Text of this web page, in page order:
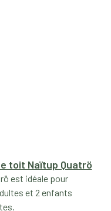
toit Naïtup Quatrö
est idéale pour
et 2 enfants